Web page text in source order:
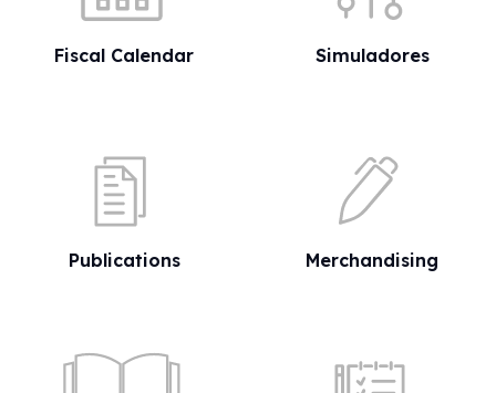
Fiscal Calendar Simuladores
Publications Merchandising